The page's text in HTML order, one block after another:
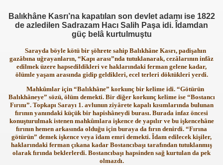
Balıkhâne Kasrı’na kapatılan son devlet adamı ise 1822
de azledilen Sadrazam Hacı Salih Paşa idi. Îdamdan
güç belâ kurtulmuştu
Sarayda böyle kötü bir şöhrete sahip Balıkhâne Kasrı, padişahın
gazâbına uğrayanların, “Kapı arası”nda tutuklanarak, cezâlarının infâz
edilmek üzere hapsedildikleri ve haklarındaki ferman gelene kadar,
ölümle yaşam arasında gidip geldikleri, ecel terleri döktükleri yerdi.
Mahkûmlar için “Balıkhâne” korkunç bir kelime idi. “Götürün
Balıkhâneye” sözü, ölüm demekti. Bir diğer korkunç kelime ise “Bostancı
Fırını”. Topkapı Sarayı 1. avlunun ziyârete kapalı kısımlarında bulunan
fırının yanındaki küçük bir hapishâneydi burası. Burada infaz öncesi
konuşturulmak istenen mahkûmlara işkence de yapılır ve bu işkencehâne
fırının hemen arkasında olduğu için buraya da fırın denirdi. “Fırına
götürün” demek işkence veya îdam emri demekti. Îdam edilecek kişiler,
haklarındaki ferman çıkana kadar Bostancıbaşı tarafından tutuklanmış
olarak fırında beklerlerdi. Bostancıbaşı hapsinden sağ kurtulan da pek
olmazdı.